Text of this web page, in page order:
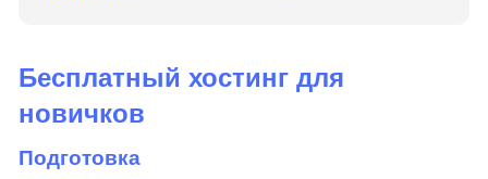
Бесплатный хостинг для
новичков
Подготовка